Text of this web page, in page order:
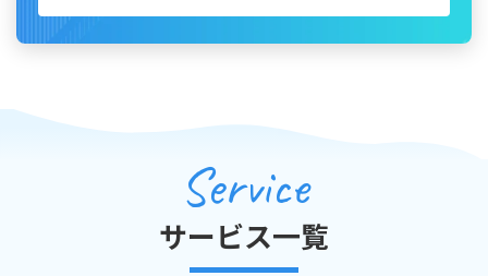
Service
サービス一覧